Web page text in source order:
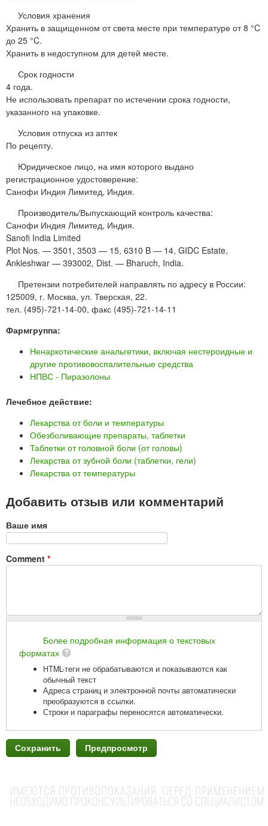
Условия хранения
Хранить в защищенном от света месте при температуре от 8 °C
до 25 °C.
Хранить в недоступном для детей месте.
Срок годности
4 года.
Не использовать препарат по истечении срока годности,
указанного на упаковке.
Условия отпуска из аптек
По рецепту.
Юридическое лицо, на имя которого выдано
регистрационное удостоверение:
Санофи Индия Лимитед, Индия.
Производитель/Выпускающий контроль качества:
Санофи Индия Лимитед, Индия.
Sanofi India Limited
Plot Nos. — 3501, 3503 — 15, 6310 B — 14, GIDC Estate,
Ankleshwar — 393002, Dist. — Bharuch, India.
Претензии потребителей направлять по адресу в России:
125009, г. Москва, ул. Тверская, 22.
тел. (495)-721-14-00, факс (495)-721-14-11
Фармгруппа:
Ненаркотические анальгетики, включая нестероидные и
другие противовоспалительные средства
НПВС - Пиразолоны
Лечебное действие:
Лекарства от боли и температуры
Обезболивающие препараты, таблетки
Таблетки от головной боли (от головы)
Лекарства от зубной боли (таблетки, гели)
Лекарства от температуры
Добавить отзыв или комментарий
Ваше имя
Comment *
Более подробная информация о текстовых
форматах
HTML-теги не обрабатываются и показываются как
обычный текст
Адреса страниц и электронной почты автоматически
преобразуются в ссылки.
Строки и параграфы переносятся автоматически.